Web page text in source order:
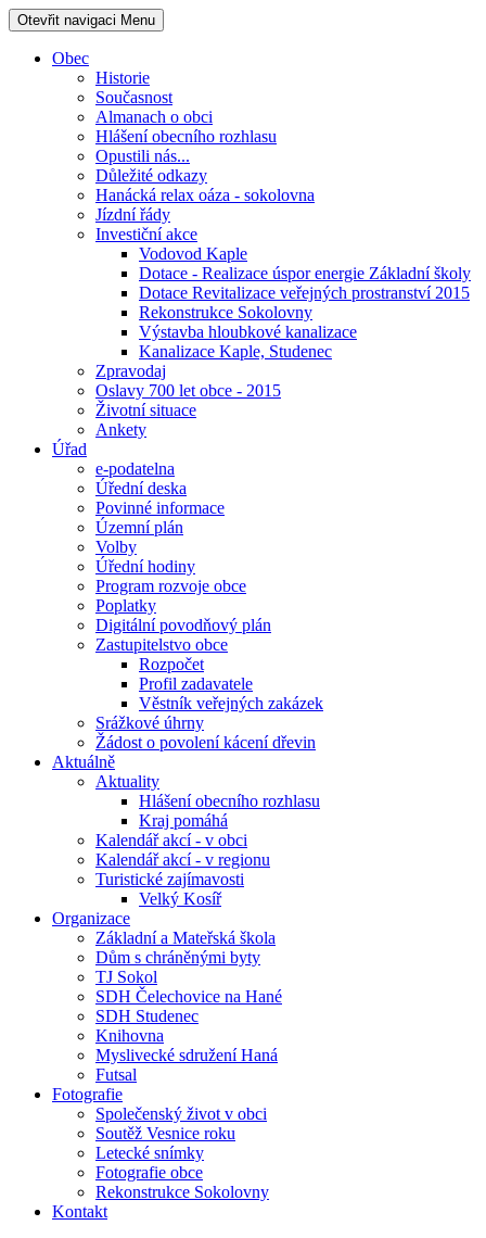
Otevřit navigaci Menu
Obec
Historie
Současnost
Almanach o obci
Hlášení obecního rozhlasu
Opustili nás...
Důležité odkazy
Hanácká relax oáza - sokolovna
Jízdní řády
Investiční akce
Vodovod Kaple
Dotace - Realizace úspor energie Základní školy
Dotace Revitalizace veřejných prostranství 2015
Rekonstrukce Sokolovny
Výstavba hloubkové kanalizace
Kanalizace Kaple, Studenec
Zpravodaj
Oslavy 700 let obce - 2015
Životní situace
Ankety
Úřad
e-podatelna
Úřední deska
Povinné informace
Územní plán
Volby
Úřední hodiny
Program rozvoje obce
Poplatky
Digitální povodňový plán
Zastupitelstvo obce
Rozpočet
Profil zadavatele
Věstník veřejných zakázek
Srážkové úhrny
Žádost o povolení kácení dřevin
Aktuálně
Aktuality
Hlášení obecního rozhlasu
Kraj pomáhá
Kalendář akcí - v obci
Kalendář akcí - v regionu
Turistické zajímavosti
Velký Kosíř
Organizace
Základní a Mateřská škola
Dům s chráněnými byty
TJ Sokol
SDH Čelechovice na Hané
SDH Studenec
Knihovna
Myslivecké sdružení Haná
Futsal
Fotografie
Společenský život v obci
Soutěž Vesnice roku
Letecké snímky
Fotografie obce
Rekonstrukce Sokolovny
Kontakt